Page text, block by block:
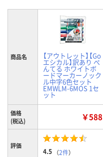
商品名 【アウトレット】【Go
エシカル】訳あり ぺ
んてる ホワイトボ
ードマーカーノック
ル中字6色セット
EMWLM-6MOS 1セ
ット
価格
(税込)
￥588
評価
4.5 （2件）